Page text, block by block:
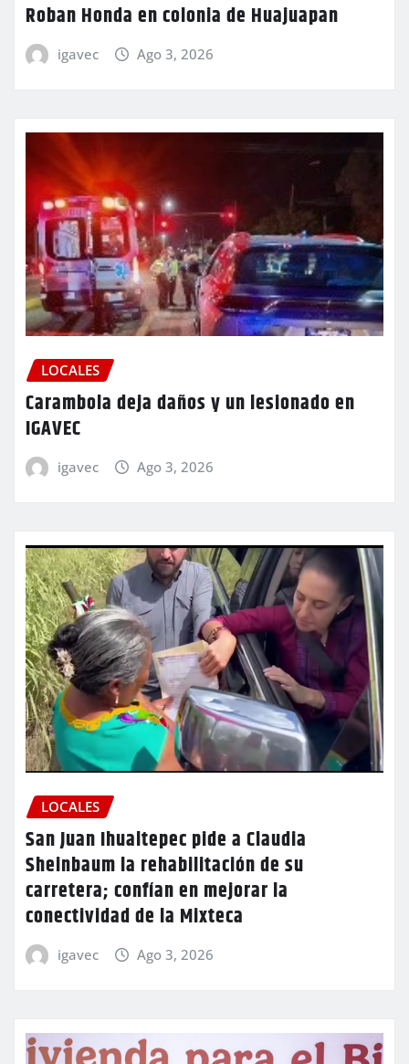
Roban Honda en colonia de Huajuapan
igavec Ago 3, 2026
LOCALES
Carambola deja daños y un lesionado en
IGAVEC
igavec Ago 3, 2026
LOCALES
San Juan Ihualtepec pide a Claudia
Sheinbaum la rehabilitación de su
carretera; confían en mejorar la
conectividad de la Mixteca
igavec Ago 3, 2026